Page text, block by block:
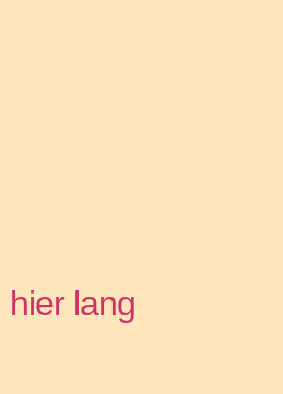
hier lang